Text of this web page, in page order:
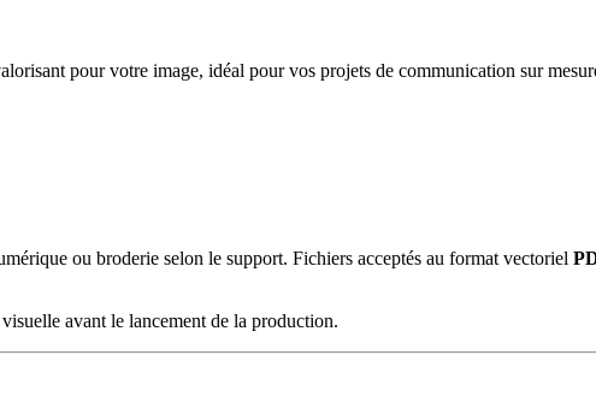
pour votre image, idéal pour vos projets de communication sur
ou broderie selon le support. Fichiers acceptés au format vectoriel
avant le lancement de la production.